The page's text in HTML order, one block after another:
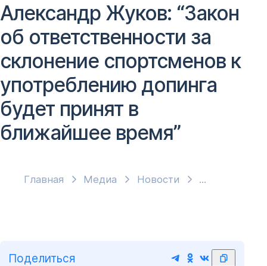
Главная Медиа Новости
Александр Жуков: “Закон
об ответственности за
склонение спортсменов к
употреблению допинга
будет принят в
ближайшее время”
Поделиться